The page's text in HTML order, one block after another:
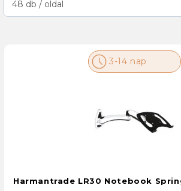
3-14 nap
Harmantrade LR30 Notebook